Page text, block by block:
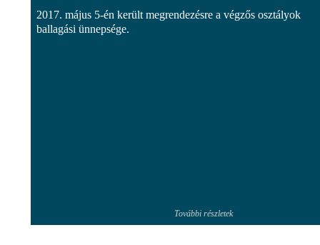
2017. május 5-én került megrendezésre a végzős osztályok
ballagási ünnepsége.
További részletek